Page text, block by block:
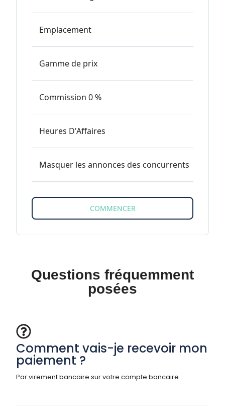
Emplacement
Gamme de prix
Commission 0 %
Heures D'Affaires
Masquer les annonces des concurrents
Questions fréquemment
posées
Comment vais-je recevoir mon
paiement ?
Par virement bancaire sur votre compte bancaire